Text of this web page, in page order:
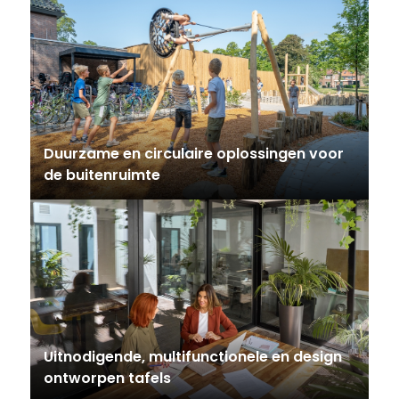
Duurzame en circulaire oplossingen voor
de buitenruimte
Uitnodigende, multifunctionele en design
ontworpen tafels